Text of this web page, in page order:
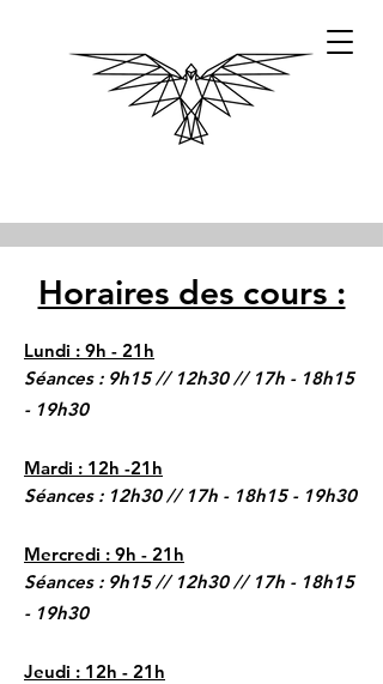
Horaires des cours :
Lundi : 9h - 21h
Séances : 9h15 // 12h30 // 17h - 18h15
- 19h30
Mardi : 12h -21h
Séances : 12h30 // 17h - 18h15 - 19h30
Mercredi : 9h - 21h
Séances : 9h15 // 12h30 // 17h - 18h15
- 19h30
Jeudi : 12h - 21h